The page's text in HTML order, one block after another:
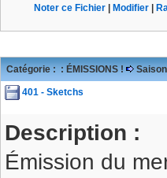
Noter ce Fichier Modifier
Catégorie : : ÉMISSIONS !
401 - Sketchs
Description :
Émission du